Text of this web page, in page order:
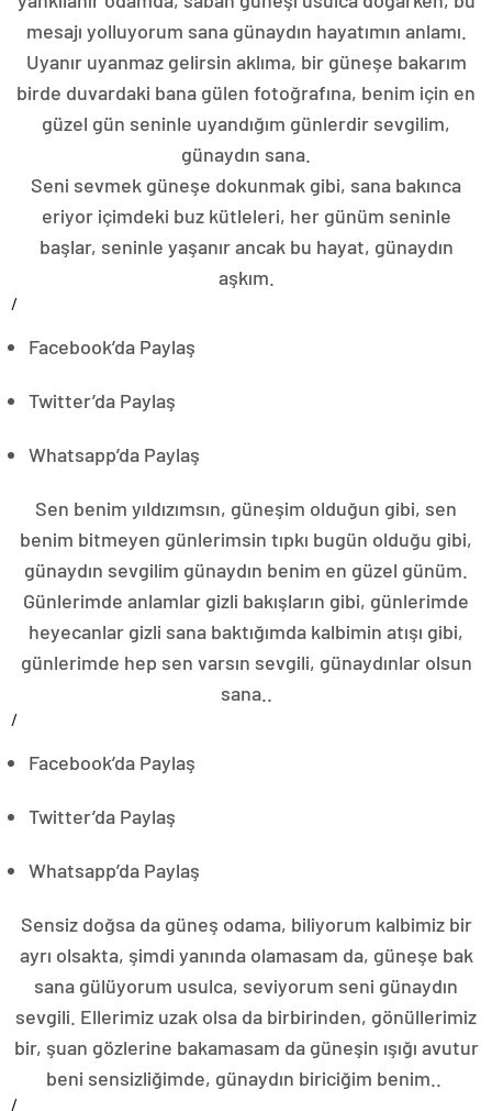
mesajı yolluyorum sana günaydın hayatımın anlamı.
Uyanır uyanmaz gelirsin aklıma, bir güneşe bakarım
birde duvardaki bana gülen fotoğrafına, benim için en
güzel gün seninle uyandığım günlerdir sevgilim,
günaydın sana.
Seni sevmek güneşe dokunmak gibi, sana bakınca
eriyor içimdeki buz kütleleri, her günüm seninle
başlar, seninle yaşanır ancak bu hayat, günaydın
aşkım.
/
Facebook’da Paylaş
Twitter’da Paylaş
Whatsapp’da Paylaş
Sen benim yıldızımsın, güneşim olduğun gibi, sen
benim bitmeyen günlerimsin tıpkı bugün olduğu gibi,
günaydın sevgilim günaydın benim en güzel günüm.
Günlerimde anlamlar gizli bakışların gibi, günlerimde
heyecanlar gizli sana baktığımda kalbimin atışı gibi,
günlerimde hep sen varsın sevgili, günaydınlar olsun
sana..
/
Facebook’da Paylaş
Twitter’da Paylaş
Whatsapp’da Paylaş
Sensiz doğsa da güneş odama, biliyorum kalbimiz bir
ayrı olsakta, şimdi yanında olamasam da, güneşe bak
sana gülüyorum usulca, seviyorum seni günaydın
sevgili. Ellerimiz uzak olsa da birbirinden, gönüllerimiz
bir, şuan gözlerine bakamasam da güneşin ışığı avutur
beni sensizliğimde, günaydın biriciğim benim..
/